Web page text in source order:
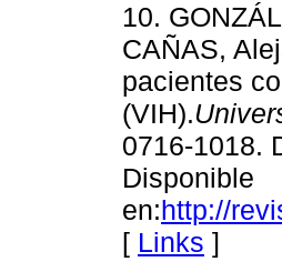
10.
CAÑAS,
pacientes
(VIH).
0716-1018.
Disponible
en:http://
[ Links ]